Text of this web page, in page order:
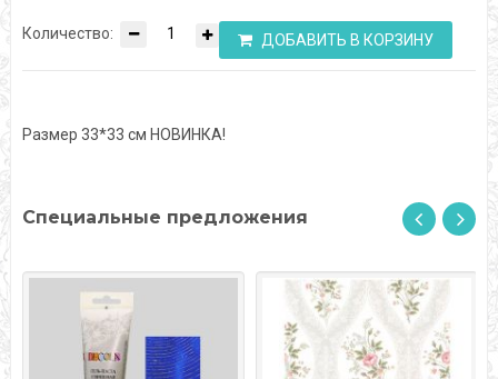
Количество: ДОБАВИТЬ В КОРЗИНУ
Размер 33*33 см НОВИНКА!
Специальные предложения